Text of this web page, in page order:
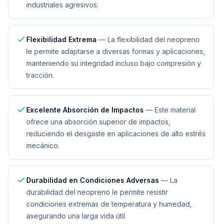
industriales agresivos.
Flexibilidad Extrema — La flexibilidad del neopreno
le permite adaptarse a diversas formas y aplicaciones,
manteniendo su integridad incluso bajo compresión y
tracción.
Excelente Absorción de Impactos — Este material
ofrece una absorción superior de impactos,
reduciendo el desgaste en aplicaciones de alto estrés
mecánico.
Durabilidad en Condiciones Adversas — La
durabilidad del neopreno le permite resistir
condiciones extremas de temperatura y humedad,
asegurando una larga vida útil.